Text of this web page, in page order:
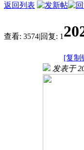
返回列表
查看: 3574|回复: 1
[复制
发表于